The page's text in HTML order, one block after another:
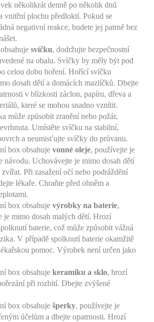
několikrát denně po několik dnů
vnitřní plochu předloktí. Pokud se
negativní reakce, budete jej patrně bez
svíčku, dodržujte bezpečnostní
na obalu. Svíčky by měly být pod
celou dobu hoření. Hořící svíčku
dosah dětí a domácích mazlíčků. Dbejte
v blízkosti záclon, papíru, dřeva a
které se mohou snadno vznítit.
může způsobit zranění nebo požár,
Umístěte svíčku na stabilní,
a neumisťujte svíčky do průvanu.
box obsahuje vonné oleje, používejte je
návodu. Uchovávejte je mimo dosah dětí
Při zasažení očí nebo podráždění
lékaře. Chraňte před ohněm a
box obsahuje výrobky na baterie,
je mimo dosah malých dětí. Hrozí
baterie, což může způsobit vážná
V případě spolknutí baterie okamžitě
pomoc. Výrobek není určen jako
box obsahuje keramiku a sklo, hrozí
při rozbití. Dbejte zvýšené
box obsahuje šperky, používejte je
účelům a dbejte opatrnosti. Hrozí